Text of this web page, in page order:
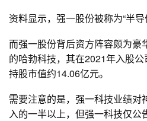
资料显示，强一股份被称为“半
而强一股份背后资方阵容颇为
的哈勃科技，其在2021年入股
持股市值约14.06亿元。
需要注意的是，强一科技业绩对
入的一半以上，但强一科技仅公